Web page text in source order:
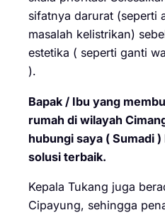
sifatnya darurat (seperti
masalah kelistrikan)
estetika ( seperti ganti
).
Bapak / Ibu yang
rumah di wilayah
hubungi saya ( Sumadi
solusi terbaik.
Kepala Tukang juga
Cipayung, sehingga